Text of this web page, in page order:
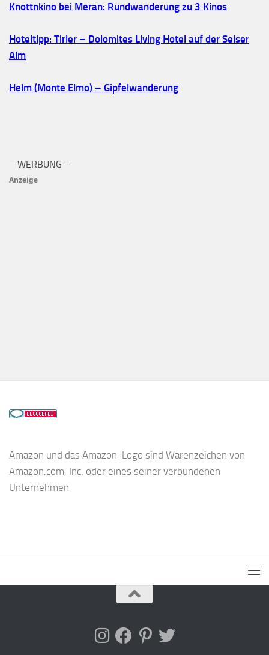
Knottnkino bei Meran: Rundwanderung zu 3 Kinos
Hoteltipp: Tirler – Dolomites Living Hotel auf der Seiser
Alm
Helm (Monte Elmo) – Gipfelwanderung
– WERBUNG –
Anzeige
Amazon und das Amazon-Logo sind Warenzeichen von
Amazon.com, Inc. oder eines seiner verbundenen
Unternehmen